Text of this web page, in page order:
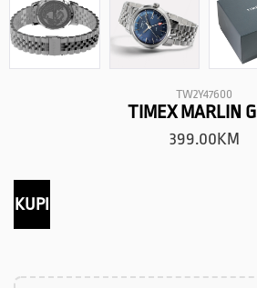
TW2Y47600
TIMEX MARLIN
399.00KM
KUPI